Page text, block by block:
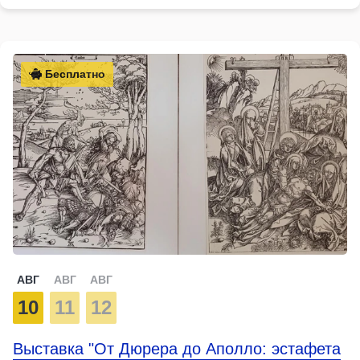
Бесплатно
АВГ
10
АВГ
11
АВГ
12
Выставка "От Дюрера до Аполло: эстафета